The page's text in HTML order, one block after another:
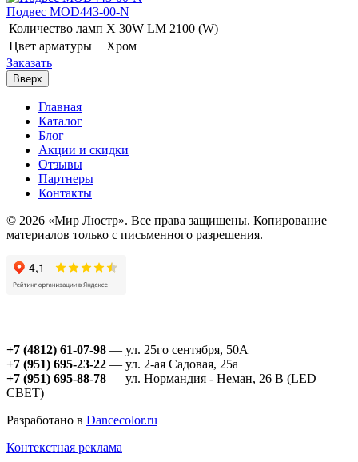
Подвес MOD443-00-N
Количество ламп Х 30W LM 2100 (W)
Цвет арматуры
Хром
Заказать
Вверх
Главная
Каталог
Блог
Акции и скидки
Отзывы
Партнеры
Контакты
© 2026 «Мир Люстр». Все права защищены. Копирование
материалов только с письменного разрешения.
+7 (4812) 61-07-98 — ул. 25го сентября, 50А
+7 (951) 695-23-22 — ул. 2-ая Садовая, 25а
+7 (951) 695-88-78 — ул. Нормандия - Неман, 26 В (LED
СВЕТ)
Разработано в Dancecolor.ru
Контекстная реклама